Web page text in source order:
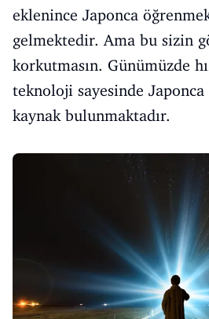
eklenince Japonca
gelmektedir. Ama bu sizin
korkutmasın. Günümüzde
teknoloji sayesinde
kaynak bulunmaktadır.